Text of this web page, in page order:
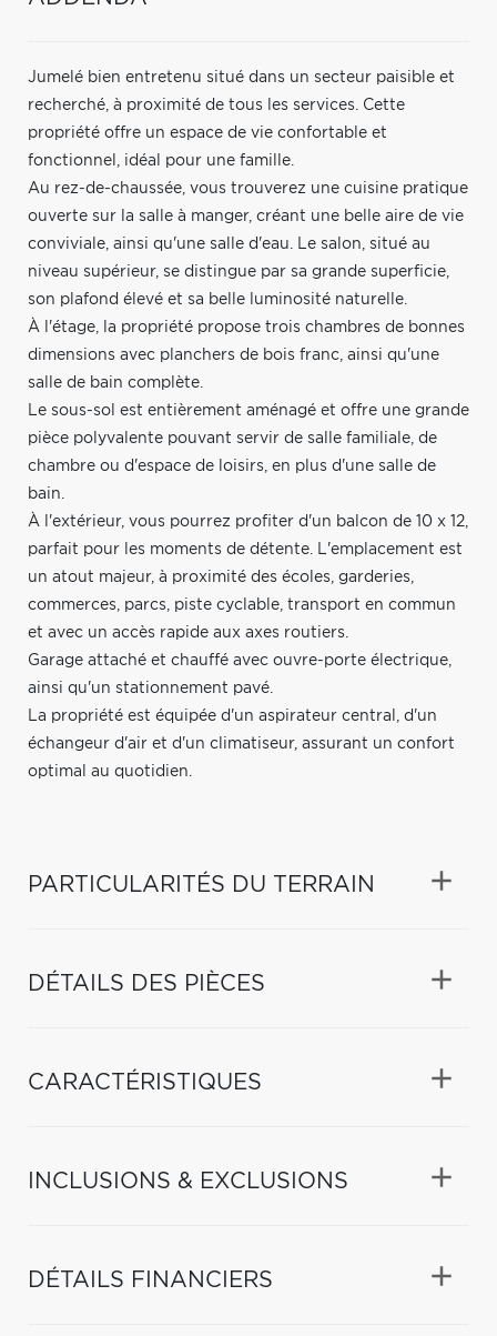
Jumelé bien entretenu situé dans un secteur paisible et
recherché, à proximité de tous les services. Cette
propriété offre un espace de vie confortable et
fonctionnel, idéal pour une famille.
Au rez-de-chaussée, vous trouverez une cuisine pratique
ouverte sur la salle à manger, créant une belle aire de vie
conviviale, ainsi qu'une salle d'eau. Le salon, situé au
niveau supérieur, se distingue par sa grande superficie,
son plafond élevé et sa belle luminosité naturelle.
À l'étage, la propriété propose trois chambres de bonnes
dimensions avec planchers de bois franc, ainsi qu'une
salle de bain complète.
Le sous-sol est entièrement aménagé et offre une grande
pièce polyvalente pouvant servir de salle familiale, de
chambre ou d'espace de loisirs, en plus d'une salle de
bain.
À l'extérieur, vous pourrez profiter d'un balcon de 10 x 12,
parfait pour les moments de détente. L'emplacement est
un atout majeur, à proximité des écoles, garderies,
commerces, parcs, piste cyclable, transport en commun
et avec un accès rapide aux axes routiers.
Garage attaché et chauffé avec ouvre-porte électrique,
ainsi qu'un stationnement pavé.
La propriété est équipée d'un aspirateur central, d'un
échangeur d'air et d'un climatiseur, assurant un confort
optimal au quotidien.
PARTICULARITÉS DU TERRAIN
DÉTAILS DES PIÈCES
CARACTÉRISTIQUES
INCLUSIONS & EXCLUSIONS
DÉTAILS FINANCIERS